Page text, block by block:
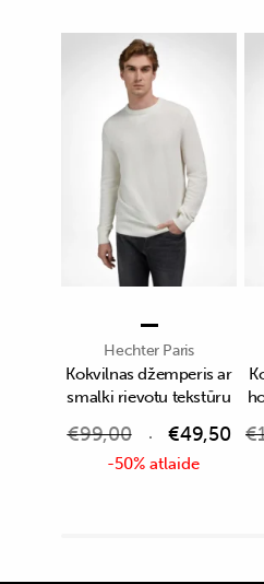
Hechter Paris
Kokvilnas džemperis ar
smalki rievotu tekstūru
€99,00 €49,50
-50% atlaide
€